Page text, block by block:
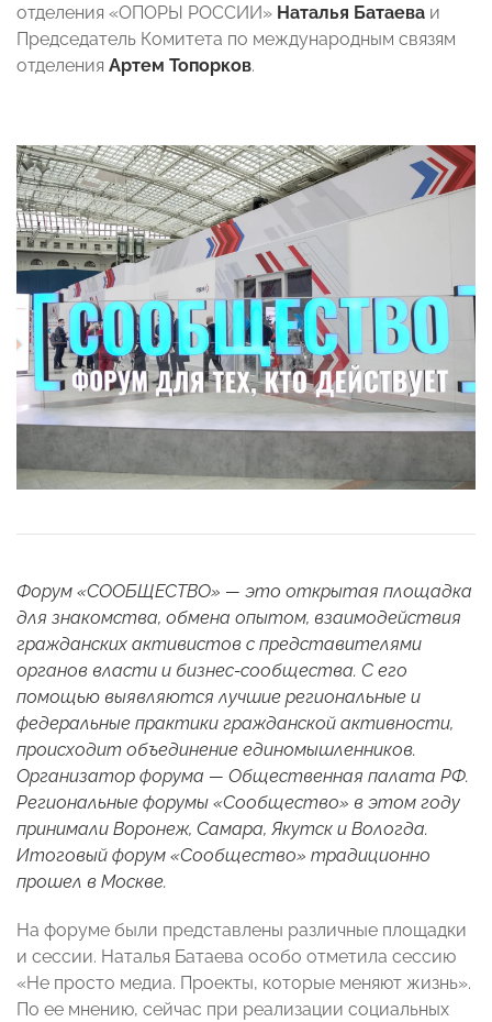
отделения «ОПОРЫ РОССИИ» Наталья Батаева и
Председатель Комитета по международным связям
отделения Артем Топорков.
Форум «СООБЩЕСТВО» — это открытая площадка
для знакомства, обмена опытом, взаимодействия
гражданских активистов с представителями
органов власти и бизнес-сообщества. С его
помощью выявляются лучшие региональные и
федеральные практики гражданской активности,
происходит объединение единомышленников.
Организатор форума — Общественная палата РФ.
Региональные форумы «Сообщество» в этом году
принимали Воронеж, Самара, Якутск и Вологда.
Итоговый форум «Сообщество» традиционно
прошел в Москве.
На форуме были представлены различные площадки
и сессии. Наталья Батаева особо отметила сессию
«Не просто медиа. Проекты, которые меняют жизнь».
По ее мнению, сейчас при реализации социальных